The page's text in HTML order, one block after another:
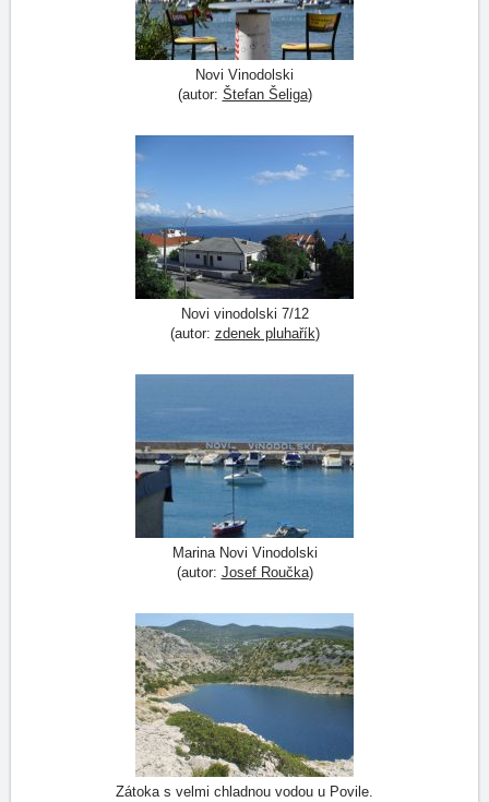
Novi Vinodolski
(autor: Štefan Šeliga)
Novi vinodolski 7/12
(autor: zdenek pluhařík)
Marina Novi Vinodolski
(autor: Josef Roučka)
Zátoka s velmi chladnou vodou u Povile.